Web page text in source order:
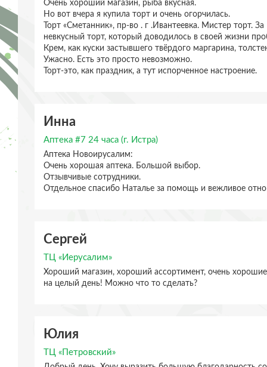
Очень хороший магазин, рыба вкусная.
Но вот вчера я купила торт и очень огорчилась.
Торт «Сметанник», пр-во . г .Ивантеевка. Мистер торт.
невкусный торт, который доводилось в своей жизни
Крем, как куски застывшего твёрдого маргарина,
Ужасно. Есть это просто невозможно.
Торт-это, как праздник, а тут испорченное настроение.
Инна
Аптека #7 24 часа (г. Истра)
Аптека Новоирусалим:
Очень хорошая аптека. Большой выбор.
Отзывчивые сотрудники.
Отдельное спасибо Наталье за помощь и вежливое
Сергей
ТЦ «Иерусалим»
Хороший магазин, хороший ассортимент, очень
на целый день! Можно что то сделать?
Юлия
ТЦ «Петровский»